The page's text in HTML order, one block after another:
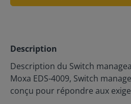
Description
Description du Switch
Moxa EDS-4009, Switch
conçu pour répondre aux